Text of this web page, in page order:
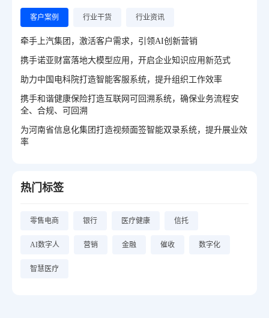
客户案例 行业干货 行业资讯
牵手上汽集团，激活客户需求，引领AI创新营销
携手诺亚财富落地大模型应用，开启企业知识应用新范式
助力中国电科院打造智能客服系统，提升组织工作效率
携手和谐健康保险打造互联网可回溯系统，确保业务流程安
全、合规、可回溯
为河南省信息化集团打造视频面签智能双录系统，提升展业效
率
热门标签
零售电商 银行 医疗健康 信托
AI数字人 营销 金融 催收 数字化
智慧医疗